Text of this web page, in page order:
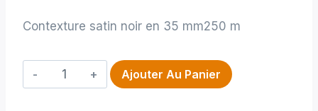
Contexture satin noir en 35 mm250 m
quantité
de
Ajouter Au Panier